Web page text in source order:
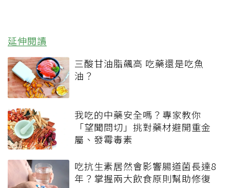
延伸閱讀
三酸甘油脂飆高 吃藥還是吃魚
油？
我吃的中藥安全嗎？專家教你
「望聞問切」挑對藥材避開重金
屬、發霉毒素
吃抗生素居然會影響腸道菌長達8
年？掌握兩大飲食原則幫助修復